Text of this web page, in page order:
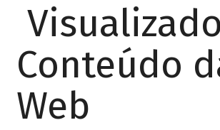
Conteúdo
Web